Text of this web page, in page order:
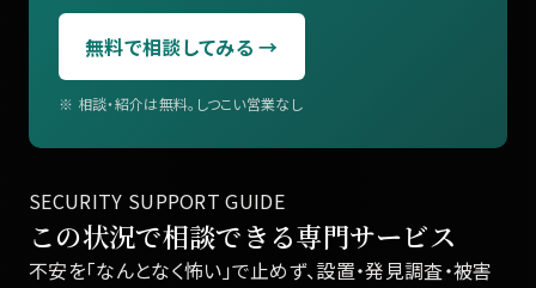
無料で相談してみる →
※ 相談・紹介は無料。しつこい営業なし
SECURITY SUPPORT GUIDE
この状況で相談できる専門サービス
不安を「なんとなく怖い」で止めず、設置・発見調査・被害